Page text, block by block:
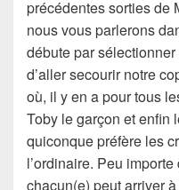
précédentes sorties de
nous vous parlerons
débute par
d’aller secourir notre
où, il y en a pour tous
Toby le garçon et enfin
quiconque préfère les
l’ordinaire. Peu
chacun(e) peut arriver